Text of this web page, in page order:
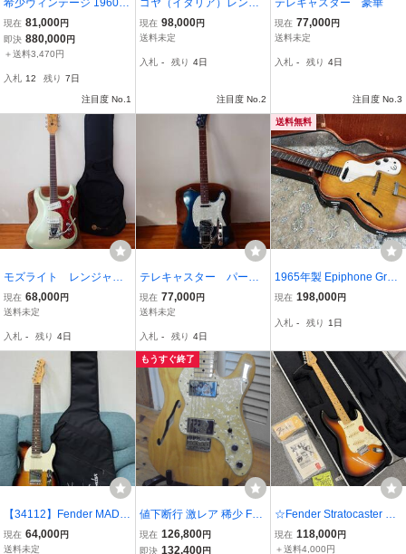
希少ヴィンテージ 1960年
代製 Gibson Barney Kess
el Regular シリアル5632
16 雰囲気抜群 フルアコ
ードケース付き
現在 81,000円
即決 880,000円
＋送料3,470円
入札 12 残り 7日
注目度 No.1
ゴヤ（イタリア）レンジ
マスター 65年代による
レア稀少品
現在 98,000円
送料未定
入札 - 残り 4日
注目度 No.2
テレキャスター 豪華
現在 77,000円
送料未定
入札 - 残り 4日
注目度 No.3
モズライト レンジャ
ー ミントグリーン稀少
品
現在 68,000円
送料未定
入札 - 残り 4日
テレキャスター パーツ
豪華 ボディー稀少年代
物
現在 77,000円
送料未定
入札 - 残り 4日
送料無料
1965年製 Epiphone Gran
ada E444T エピフォン グ
カラマズー ハカランダ ビ
T セミアコ
現在 198,000円
入札 - 残り 1日
【34112】Fender MADE
IN JAPAN SERIAL NUNV
ER JD22002723 エレキ
現在 64,000円
送料未定
もうすぐ終了
値下断行 激レア 稀少 Fen
der 70s Vintera Telecaste
r Thinline 2001-2002 美
現在 126,800円
即決 132,400円
☆Fender Stratocaster フ
ェンダー ストラトキャス
ター エレキギター ケース
現在 118,000円
＋送料4,000円